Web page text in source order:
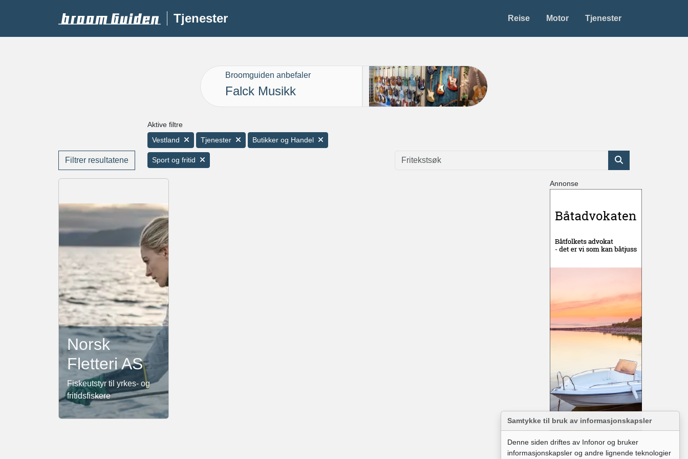
Tjenester Reise Motor Tjenester
Broomguiden anbefaler
Falck Musikk
Filtrer resultatene
Aktive filtre
Vestland
Tjenester Butikker og Handel
Sport og fritid
Norsk
Fletteri AS
Fiskeutstyr til yrkes- og
fritidsfiskere
Annonse
Samtykke til bruk av informasjonskapsler
Denne siden driftes av Infonor og bruker
informasjonskapsler og andre lignende teknologier